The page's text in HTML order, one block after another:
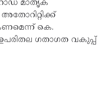
റോഡ് മാതൃക
കെ.
ഗതാഗത വകുപ്പ്